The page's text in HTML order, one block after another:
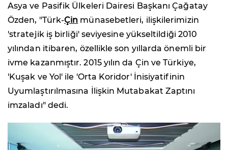
Asya ve Pasifik Ülkeleri Dairesi Başkanı Çağatay
Özden, "Türk-Çin münasebetleri, ilişkilerimizin
'stratejik iş birliği' seviyesine yükseltildiği 2010
yılından itibaren, özellikle son yıllarda önemli bir
ivme kazanmıştır. 2015 yılın da Çin ve Türkiye,
'Kuşak ve Yol' ile 'Orta Koridor' İnisiyatifinin
Uyumlaştırılmasına İlişkin Mutabakat Zaptını
imzaladı" dedi.